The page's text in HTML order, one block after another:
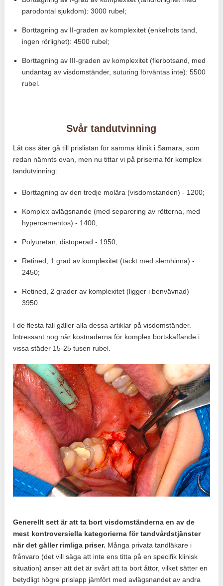
parodontal sjukdom): 3000 rubel;
Borttagning av II-graden av komplexitet (enkelrots tand,
ingen rörlighet): 4500 rubel;
Borttagning av III-graden av komplexitet (flerbotsand, med
undantag av visdomständer, suturing förväntas inte): 5500
rubel.
Svår tandutvinning
Låt oss åter gå till prislistan för samma klinik i Samara, som
redan nämnts ovan, men nu tittar vi på priserna för komplex
tandutvinning:
Borttagning av den tredje molära (visdomstanden) - 1200;
Komplex avlägsnande (med separering av rötterna, med
hypercementos) - 1400;
Polyuretan, distoperad - 1950;
Retined, 1 grad av komplexitet (täckt med slemhinna) -
2450;
Retined, 2 grader av komplexitet (ligger i benvävnad) –
3950.
I de flesta fall gäller alla dessa artiklar på visdomständer.
Intressant nog når kostnaderna för komplex bortskaffande i
vissa städer 15-25 tusen rubel.
Generellt sett är att ta bort visdomständerna en av de
mest kontroversiella kategorierna för tandvårdstjänster
när det gäller rimliga priser. Många privata tandläkare i
frånvaro (det vill säga att inte ens titta på en specifik klinisk
situation) anser att det är svårt att ta bort åttor, vilket sätter en
betydligt högre prislapp jämfört med avlägsnandet av andra